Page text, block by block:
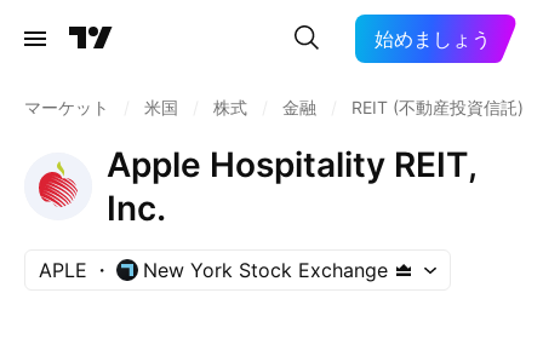
始めましょう
マーケット 米国 株式 金融 REIT (不動産投資信託)
Apple Hospitality REIT,
Inc.
APLE New York Stock Exchange